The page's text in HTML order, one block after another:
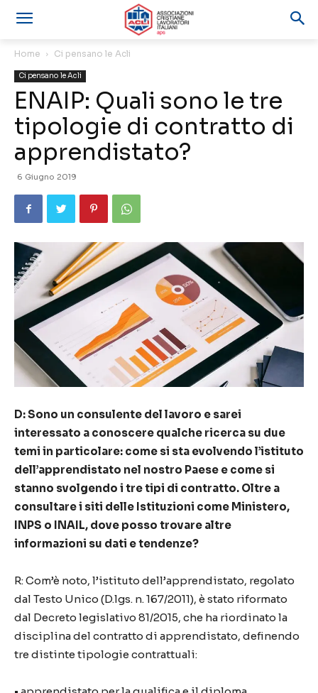
Home Ci pensano le Acli
Ci pensano le Acli
ENAIP: Quali sono le tre
tipologie di contratto di
apprendistato?
6 Giugno 2019
D: Sono un consulente del lavoro e sarei
interessato a conoscere qualche ricerca su due
temi in particolare: come si sta evolvendo l’istituto
dell’apprendistato nel nostro Paese e come si
stanno svolgendo i tre tipi di contratto. Oltre a
consultare i siti delle Istituzioni come Ministero,
INPS o INAIL, dove posso trovare altre
informazioni su dati e tendenze?
R: Com’è noto, l’istituto dell’apprendistato, regolato
dal Testo Unico (D.lgs. n. 167/2011), è stato riformato
dal Decreto legislativo 81/2015, che ha riordinato la
disciplina del contratto di apprendistato, definendo
tre distinte tipologie contrattuali: